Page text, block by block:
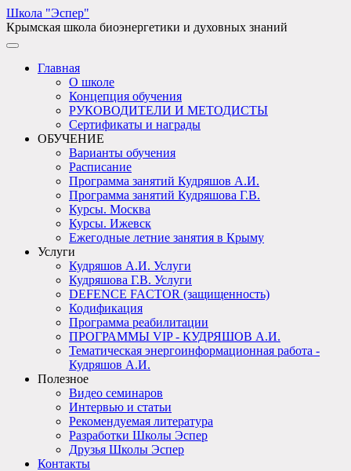
Школа "Эспер"
Крымская школа биоэнергетики и духовных знаний
Главная
О школе
Концепция обучения
РУКОВОДИТЕЛИ И МЕТОДИСТЫ
Сертификаты и награды
ОБУЧЕНИЕ
Варианты обучения
Расписание
Программа занятий Кудряшов А.И.
Программа занятий Кудряшова Г.В.
Курсы. Москва
Курсы. Ижевск
Ежегодные летние занятия в Крыму
Услуги
Кудряшов А.И. Услуги
Кудряшова Г.В. Услуги
DEFENCE FACTOR (защищенность)
Кодификация
Программа реабилитации
ПРОГРАММЫ VIP - КУДРЯШОВ А.И.
Тематическая энергоинформационная работа -
Кудряшов А.И.
Полезное
Видео семинаров
Интервью и статьи
Рекомендуемая литература
Разработки Школы Эспер
Друзья Школы Эспер
Контакты